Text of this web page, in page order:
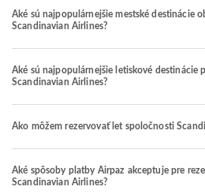
Aké sú najpopulárnejšie mestské destinácie
Scandinavian Airlines?
Aké sú najpopulárnejšie letiskové destinácie
Scandinavian Airlines?
Ako môžem rezervovať let spoločnosti
Aké spôsoby platby Airpaz akceptuje pre
Scandinavian Airlines?